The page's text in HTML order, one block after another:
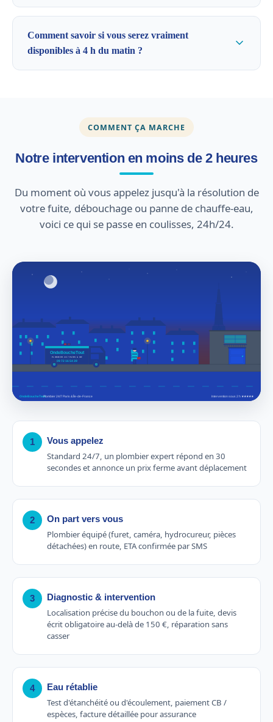
Comment savoir si vous serez vraiment
disponibles à 4 h du matin ?
COMMENT ÇA MARCHE
Notre intervention en moins de 2 heures
Du moment où vous appelez jusqu'à la résolution de
votre fuite, débouchage ou panne de chauffe-eau,
voici ce qui se passe en coulisses, 24h/24.
1 Vous appelez
Standard 24/7, un plombier expert répond en 30
secondes et annonce un prix ferme avant déplacement
2 On part vers vous
Plombier équipé (furet, caméra, hydrocureur, pièces
détachées) en route, ETA confirmée par SMS
3 Diagnostic & intervention
Localisation précise du bouchon ou de la fuite, devis
écrit obligatoire au-delà de 150 €, réparation sans
casser
4 Eau rétablie
Test d'étanchéité ou d'écoulement, paiement CB /
espèces, facture détaillée pour assurance